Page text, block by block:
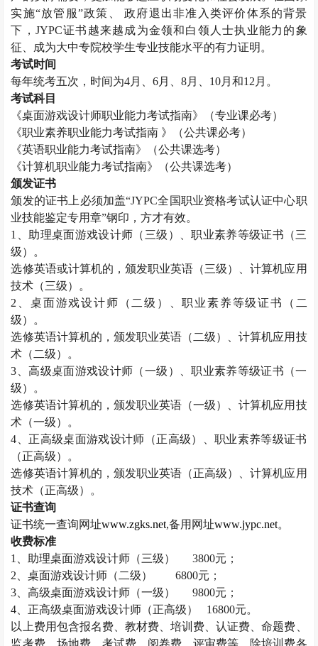
实施“放管服”政策、 政府退出非准入类评价体系的背景
下， JYPC证书越来越成为金领和白领人士执业能力的象
征、成为大中专院校学生专业技能水平的有力证明。
考试时间
每年统考五次，时间为4月、6月、8月、 10月和12 月。
考试科目
《桌面游戏设计师职业能力考试指南》（专业课必考）
《职业素养职业能力考试指南 》（公共课必考）
《英语职业能力考试指南》（公共课选考）
《计算机职业能力考试指南》（公共课选考）
颁发证书
颁发的证书上必须加盖“JYPC全国职业资格考试认证中心职
业技能鉴定专用章”钢印，方才有效。
1
、助理桌面游戏设计师（三级）、职业素养等级证书（三
级）。
选修英语或计算机的，颁发职业英语（三级）、计算机应用
技术（三级）。
2 、桌面游戏设计师（二级）、职业素养等级证书（二
级）。
选修英语计算机的，颁发职业英语（二级）、计算机应用技
术（二级）。
3 、高级桌面游戏设计师（一级）、职业素养等级证书（一
级）。
选修英语计算机的，颁发职业英语（一级）、计算机应用技
术（一级）。
4 、正高级桌面游戏设计师（正高级）、职业素养等级证书
（正高级）。
选修英语计算机的，颁发职业英语（正高级）、计算机应用
技术（正高级）。
证书查询
证书统一查询网址www.zgks.net,备用网址www.jypc.net。
收费标准
1
、助理桌面游戏设计师（三级） 3800元；
2 、桌面游戏设计师（二级） 6800元；
3 、高级桌面游戏设计师（一级） 9800元；
4 、正高级桌面游戏设计师（正高级） 16800元。
以上费用包含报名费、教材费、培训费、认证费、命题费、
监考费、场地费、考试费、阅卷费、评审费等。除培训费各